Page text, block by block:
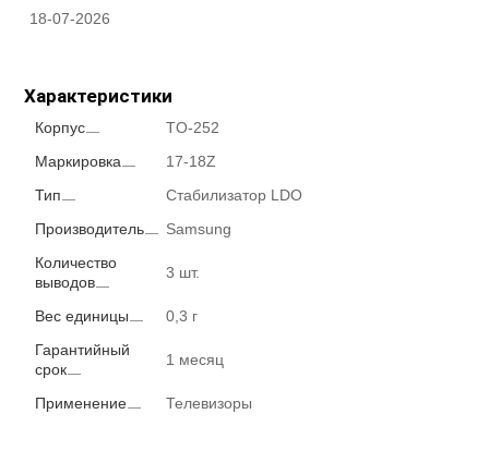
18-07-2026
Характеристики
Корпус
TO-252
Маркировка
17-18Z
Тип
Стабилизатор LDO
Производитель
Samsung
Количество
выводов
3 шт.
Вес единицы
0,3 г
Гарантийный
срок
1 месяц
Применение Телевизоры